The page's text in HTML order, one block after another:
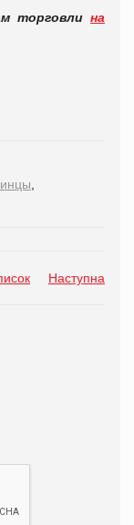
торговли на
Наступна